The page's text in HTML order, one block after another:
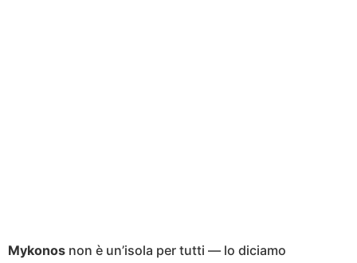
Mykonos non è un’isola per tutti — lo diciamo